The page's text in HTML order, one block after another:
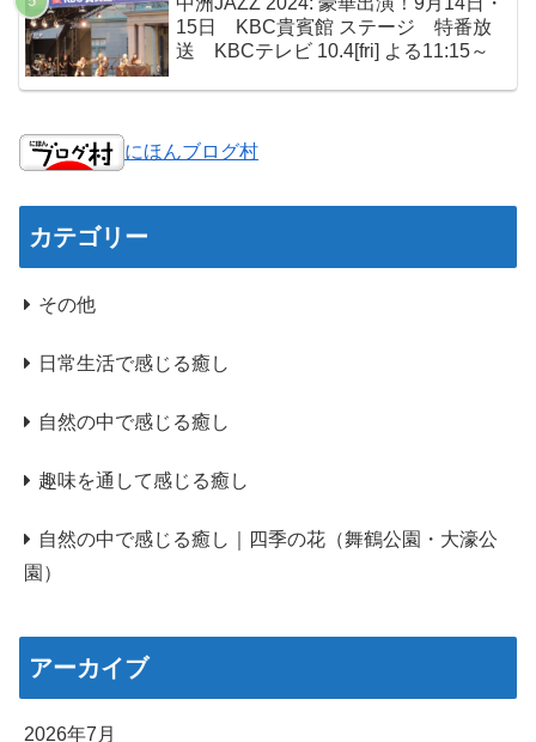
15日 KBC貴賓館 ステージ 特番放
送 KBCテレビ 10.4[fri] よる11:15～
にほんブログ村
カテゴリー
その他
日常生活で感じる癒し
自然の中で感じる癒し
趣味を通して感じる癒し
自然の中で感じる癒し｜四季の花（舞鶴公園・大濠公
園）
アーカイブ
2026年7月